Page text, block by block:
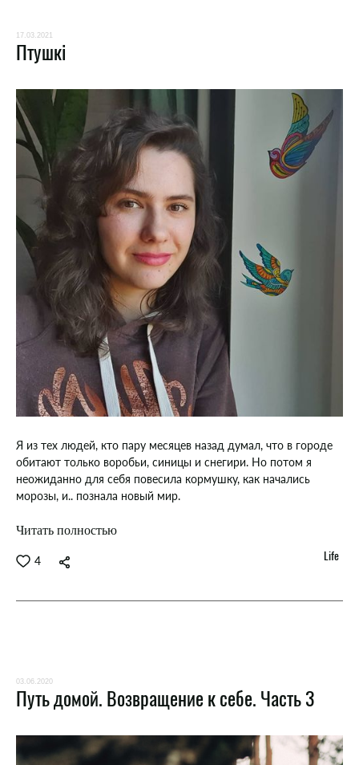
4 Life
Я из тех людей, кто пару месяцев назад думал, что в городе
обитают только воробьи, синицы и снегири. Но потом я
неожиданно для себя повесила кормушку, как начались
морозы, и.. познала новый мир.
Читать полностью
17.03.2021
Птушкi
03.06.2020
Путь домой. Возвращение к себе. Часть 3